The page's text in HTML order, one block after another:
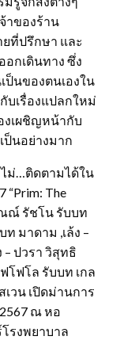
าของร้าน
ยที่ปรึกษา และ
อกเดินทาง ซึ่ง
ป็นของตนเองใน
บเรื่องแปลกใหม่
งเผชิญหน้ากับ
ป็นอย่างมาก
ม่…ติดตามได้ใน
“Prim: The
ณณ์ รัชโน รับบท
มาดาม ,เล้ง –
ปวรา วิสุทธิ
โฟโล รับบท เกล
วน เปิดม่านการ
ณ หอ
รงพยาบาล